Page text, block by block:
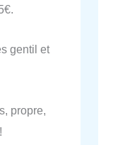
gentil et
propre,